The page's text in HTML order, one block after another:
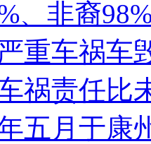
、非裔
重车祸车
祸责任比
五月于康